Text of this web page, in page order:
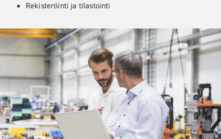
Rekisteröinti ja tilastointi